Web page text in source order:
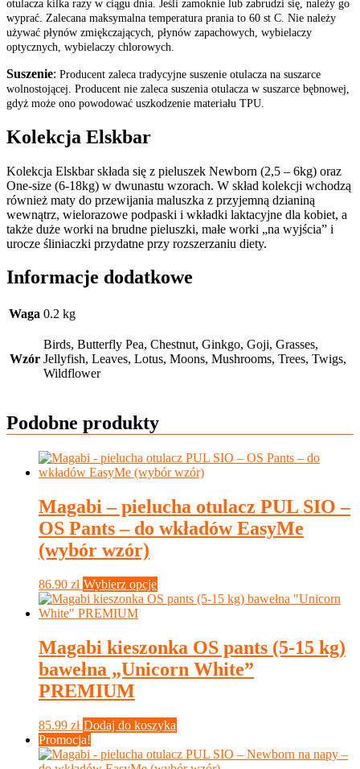
otulacza kilka razy w ciągu dnia. Jeśli zamoknie lub zabrudzi się, należy go
wyprać. Zalecana maksymalna temperatura prania to 60 st C. Nie należy
używać płynów zmiękczających, płynów zapachowych, wybielaczy
optycznych, wybielaczy chlorowych.
Suszenie: Producent zaleca tradycyjne suszenie otulacza na suszarce
wolnostojącej. Producent nie zaleca suszenia otulacza w suszarce bębnowej,
gdyż może ono powodować uszkodzenie materiału TPU.
Kolekcja Elskbar
Kolekcja Elskbar składa się z pieluszek Newborn (2,5 – 6kg) oraz
One-size (6-18kg) w dwunastu wzorach. W skład kolekcji wchodzą
również maty do przewijania maluszka z przyjemną dzianiną
wewnątrz, wielorazowe podpaski i wkładki laktacyjne dla kobiet, a
także duże worki na brudne pieluszki, małe worki „na wyjścia” i
urocze śliniaczki przydatne przy rozszerzaniu diety.
Informacje dodatkowe
Waga 0.2 kg
Wzór
Birds, Butterfly Pea, Chestnut, Ginkgo, Goji, Grasses,
Jellyfish, Leaves, Lotus, Moons, Mushrooms, Trees, Twigs,
Wildflower
Podobne produkty
Magabi – pielucha otulacz PUL SIO –
OS Pants – do wkładów EasyMe
(wybór wzór)
86.90 zł Wybierz opcje
produkt
wariantów.
Opcje
można
produktu
Magabi kieszonka OS pants (5-15 kg)
bawełna „Unicorn White”
PREMIUM
85.99 zł Dodaj do koszyka
Promocja!